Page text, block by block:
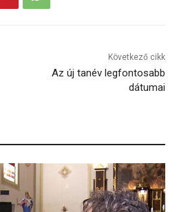
Következő cikk
Az új tanév legfontosabb
dátumai